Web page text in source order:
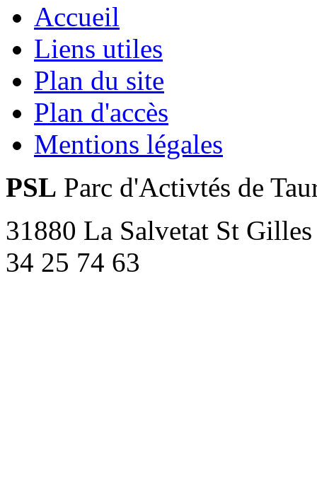
Accueil
Liens utiles
Plan du site
Plan d'accès
Mentions légales
PSL Parc d'Activtés de
31880 La Salvetat St
34 25 74 63